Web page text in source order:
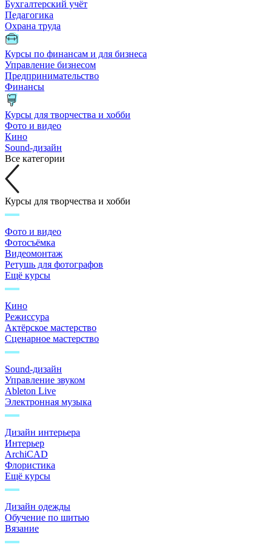
Бухгалтерский учёт
Педагогика
Охрана труда
Курсы по финансам и для бизнеса
Управление бизнесом
Предпринимательство
Финансы
Курсы для творчества и хобби
Фото и видео
Кино
Sound-дизайн
Все категории
Курсы для творчества и хобби
Фото и видео
Фотосъёмка
Видеомонтаж
Ретушь для фотографов
Ещё курсы
Кино
Режиссура
Актёрское мастерство
Сценарное мастерство
Sound-дизайн
Управление звуком
Ableton Live
Электронная музыка
Дизайн интерьера
Интерьер
ArchiCAD
Флористика
Ещё курсы
Дизайн одежды
Обучение по шитью
Вязание